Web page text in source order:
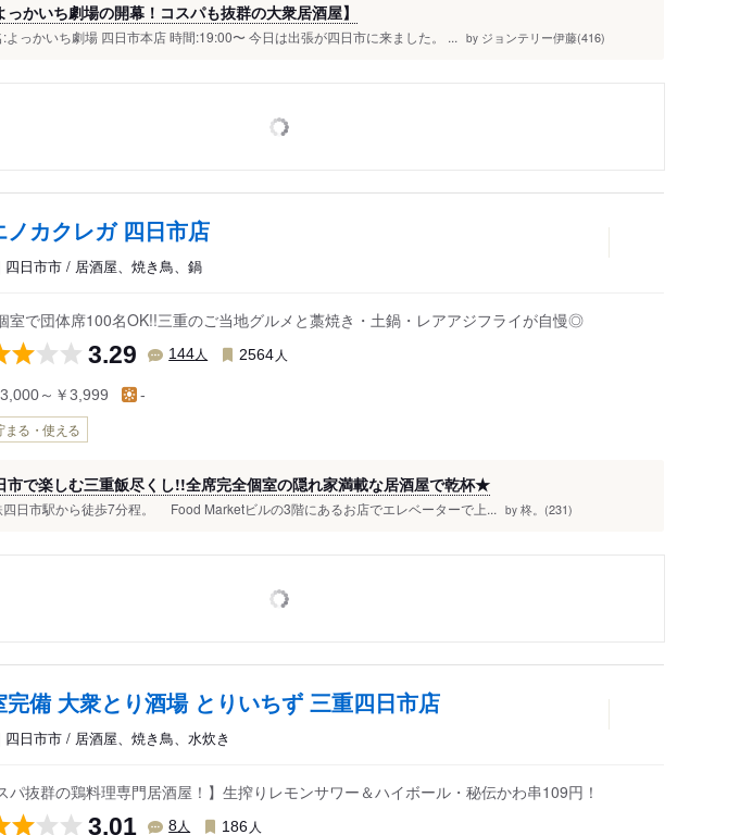
っかいち劇場の開幕！コスパも抜群の大衆居酒屋】
:よっかいち劇場 四日市本店 時間:19:00〜 今日は出張が四日市に来ました。 ... by ジョンテリー伊藤(416)
ノカクレガ 四日市店
四日市市 / 居酒屋、焼き鳥、鍋
室で団体席100名OK!!三重のご当地グルメと藁焼き・土鍋・レアアジフライが自慢◎
3.29 144人 2564 人
3,000～￥3,999 -
まる・使える
市で楽しむ三重飯尽くし!!全席完全個室の隠れ家満載な居酒屋で乾杯★
四日市駅から徒歩7分程。 Food Marketビルの3階にあるお店でエレベーターで上... by 柊。(231)
完備 大衆とり酒場 とりいちず 三重四日市店
四日市市 / 居酒屋、焼き鳥、水炊き
パ抜群の鶏料理専門居酒屋！】生搾りレモンサワー＆ハイボール・秘伝かわ串109円！
3.01 8人 186 人